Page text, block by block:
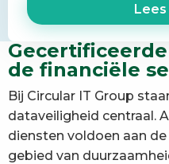
de financiële
Bij Circular IT Group
dataveiligheid centraal.
diensten voldoen aan
gebied van